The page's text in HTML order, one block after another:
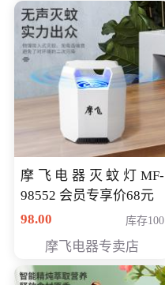
摩飞电器灭蚊灯MF-
98552 会员专享价68元
98.00
库存100
摩飞电器专卖店